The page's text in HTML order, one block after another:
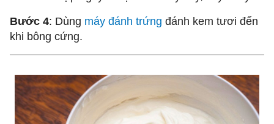
Bước 4: Dùng máy đánh trứng đánh kem tươi đến
khi bông cứng.